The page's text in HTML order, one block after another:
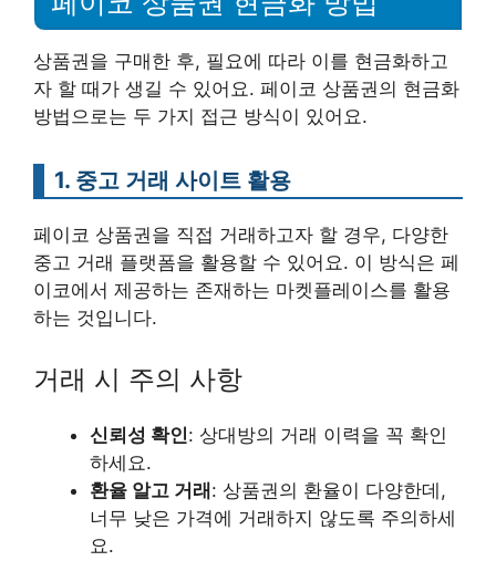
상품권을 구매한 후, 필요에 따라 이를 현금화하고
자 할 때가 생길 수 있어요. 페이코 상품권의 현금화
방법으로는 두 가지 접근 방식이 있어요.
1. 중고 거래 사이트 활용
페이코 상품권을 직접 거래하고자 할 경우, 다양한
중고 거래 플랫폼을 활용할 수 있어요. 이 방식은 페
이코에서 제공하는 존재하는 마켓플레이스를 활용
하는 것입니다.
거래 시 주의 사항
신뢰성 확인: 상대방의 거래 이력을 꼭 확인
하세요.
환율 알고 거래 : 상품권의 환율이 다양한데,
너무 낮은 가격에 거래하지 않도록 주의하세
요.